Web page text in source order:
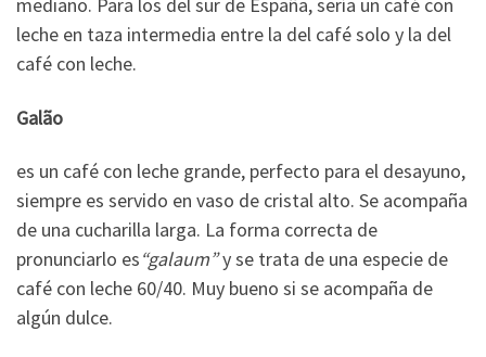
mediano. Para los del sur de España, sería un café con
leche en taza intermedia entre la del café solo y la del
café con leche.
Galão
es un café con leche grande, perfecto para el desayuno,
siempre es servido en vaso de cristal alto. Se acompaña
de una cucharilla larga. La forma correcta de
pronunciarlo es“galaum”y se trata de una especie de
café con leche 60/40. Muy bueno si se acompaña de
algún dulce.